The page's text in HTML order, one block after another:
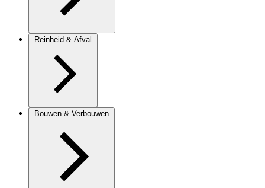
Reinheid & Afval
Bouwen & Verbouwen